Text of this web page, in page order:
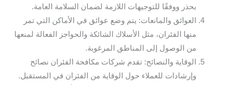
بحذر ووفقًا للتوجيهات اللازمة لضمان السلامة العامة.
العوائق والمانعات: يتم وضع عوائق في الأماكن التي تمر
منها الفئران، مثل الأسلاك الشائكة والحواجز الفعالة لمنعها
من الوصول إلى المناطق المرغوبة.
الوقاية والنصائح: تقدم شركات مكافحة الفئران نصائح
وإرشادات للعملاء حول الوقاية من الفئران في المستقبل.